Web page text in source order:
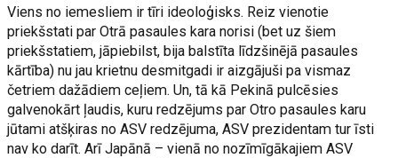
Viens no iemesliem ir tīri ideoloģisks. Reiz vienotie
priekšstati par Otrā pasaules kara norisi (bet uz šiem
priekšstatiem, jāpiebilst, bija balstīta līdzšinējā pasaules
kārtība) nu jau krietnu desmitgadi ir aizgājuši pa vismaz
četriem dažādiem ceļiem. Un, tā kā Pekinā pulcēsies
galvenokārt ļaudis, kuru redzējums par Otro pasaules karu
jūtami atšķiras no ASV redzējuma, ASV prezidentam tur īsti
nav ko darīt. Arī Japānā – vienā no nozīmīgākajiem ASV